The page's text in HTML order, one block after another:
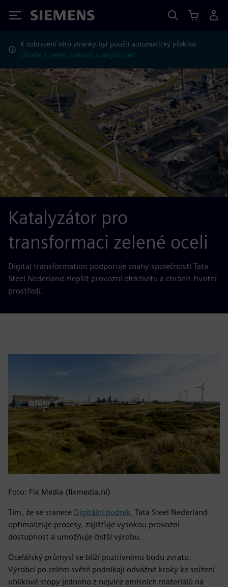
Siemens
K zobrazení této stránky byl použit automatický překlad.
Chcete ji raději zobrazit v angličtině?
Katalyzátor pro
transformaci zelené oceli
Digital transformation podporuje snahy společnosti Tata
Steel Nederland zlepšit provozní efektivitu a chránit životní
prostředí.
Foto: Fix Media (fixmedia.nl)
Tím, že se stanete Digitální podnik, Tata Steel Nederland
optimalizuje procesy, zajišťuje vysokou provozní
dostupnost a umožňuje čistší výrobu.
Ocelářský průmysl se blíží pozitivnímu bodu zvratu.
Výrobci po celém světě podnikají odvážné kroky ke snížení
uhlíkové stopy jednoho z nejvíce emisních materiálů na